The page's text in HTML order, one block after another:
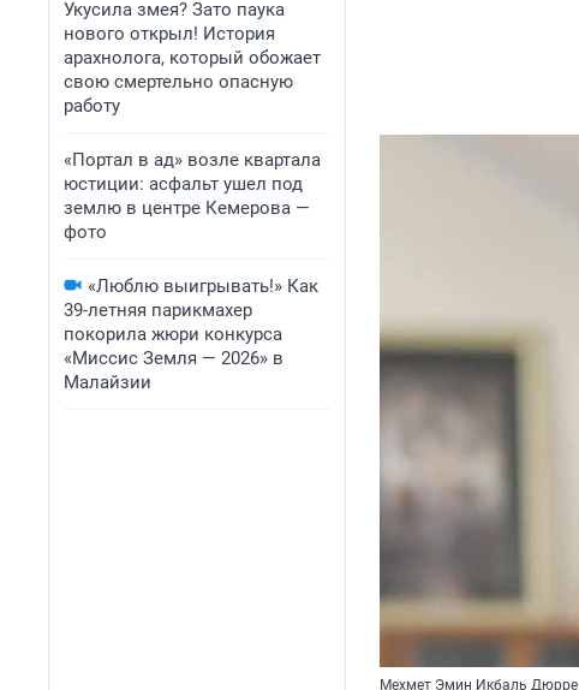
Укусила змея? Зато паука
нового открыл! История
арахнолога, который обожает
свою смертельно опасную
работу
«Портал в ад» возле квартала
юстиции: асфальт ушел под
землю в центре Кемерова —
фото
«Люблю выигрывать!» Как
39-летняя парикмахер
покорила жюри конкурса
«Миссис Земля — 2026» в
Малайзии
Мехмет Эмин Икбаль Дюрре